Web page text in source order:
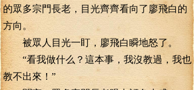
的眾多宗門長老，目光齊齊看向了廖飛白的
方向。
被眾人目光一盯，廖飛白瞬地怒了。
“看我做什么？這本事，我沒教過，我也
教不出來！”